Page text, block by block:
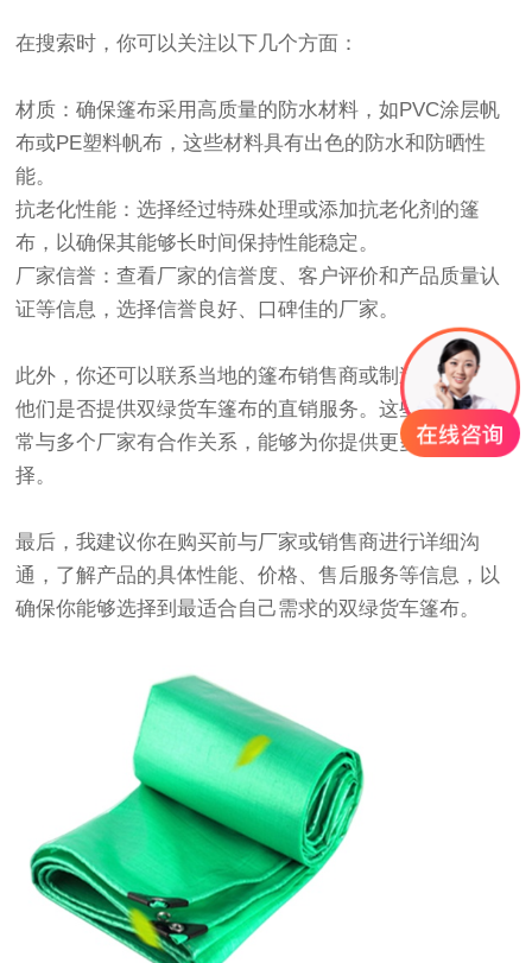
在搜索时，你可以关注以下几个方面：
材质：确保篷布采用高质量的防水材料，如PVC涂层帆
布或PE塑料帆布，这些材料具有出色的防水和防晒性
能。
抗老化性能：选择经过特殊处理或添加抗老化剂的篷
布 ，以确保其能够长时间保持性能稳定。
厂家信誉：查看厂家的信誉度、客户评价和产品质量认
证等信息，选择信誉良好、口碑佳的厂家。
此外，你还可以联系当地的篷布销售商或制造商，了解
他们是否提供双绿货车篷布的直销服务。这些销售商通
常与多个厂家有合作关系，能够为你提供更多样化的选
择。
最后，我建议你在购买前与厂家或销售商进行详细沟
通，了解产品的具体性能、价格、售后服务等信息，以
确保你能够选择到最适合自己需求的双绿货车篷布。